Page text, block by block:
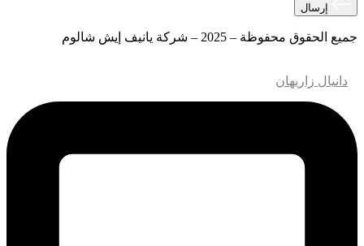
إرسال
جميع الحقوق محفوظة – 2025 – شركة يانيف إيش شالوم
دانيال زاريهان